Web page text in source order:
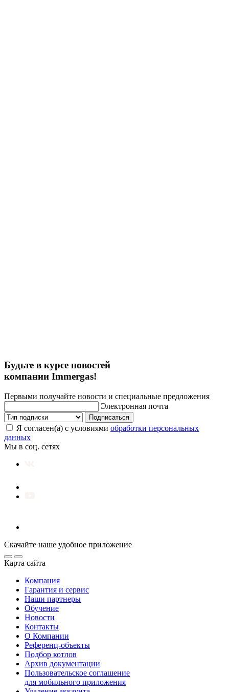
Будьте в курсе новостей
компании Immergas!
Первыми получайте новости и специальные предложения
Электронная почта
Подписаться
Я согласен(а) с условиями обработки персональных
данных
Мы в соц. сетях
Скачайте наше удобное приложение
Карта сайта
Компания
Гарантия и сервис
Наши партнеры
Обучение
Новости
Контакты
О Компании
Референц-объекты
Подбор котлов
Архив документации
Пользовательское соглашение
для мобильного приложения